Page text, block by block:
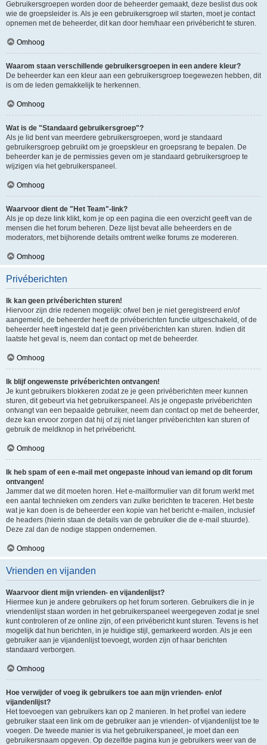
Gebruikersgroepen worden door de beheerder gemaakt, deze beslist dus ook
wie de groepsleider is. Als je een gebruikersgroep wil starten, moet je contact
opnemen met de beheerder, dit kan door hem/haar een privébericht te sturen.
Omhoog
Waarom staan verschillende gebruikersgroepen in een andere kleur?
De beheerder kan een kleur aan een gebruikersgroep toegewezen hebben, dit
is om de leden gemakkelijk te herkennen.
Omhoog
Wat is de "Standaard gebruikersgroep"?
Als je lid bent van meerdere gebruikersgroepen, word je standaard
gebruikersgroep gebruikt om je groepskleur en groepsrang te bepalen. De
beheerder kan je de permissies geven om je standaard gebruikersgroep te
wijzigen via het gebruikerspaneel.
Omhoog
Waarvoor dient de "Het Team"-link?
Als je op deze link klikt, kom je op een pagina die een overzicht geeft van de
mensen die het forum beheren. Deze lijst bevat alle beheerders en de
moderators, met bijhorende details omtrent welke forums ze modereren.
Omhoog
Privéberichten
Ik kan geen privéberichten sturen!
Hiervoor zijn drie redenen mogelijk: ofwel ben je niet geregistreerd en/of
aangemeld, de beheerder heeft de privéberichten functie uitgeschakeld, of de
beheerder heeft ingesteld dat je geen privéberichten kan sturen. Indien dit
laatste het geval is, neem dan contact op met de beheerder.
Omhoog
Ik blijf ongewenste privéberichten ontvangen!
Je kunt gebruikers blokkeren zodat ze je geen privéberichten meer kunnen
sturen, dit gebeurt via het gebruikerspaneel. Als je ongepaste privéberichten
ontvangt van een bepaalde gebruiker, neem dan contact op met de beheerder,
deze kan ervoor zorgen dat hij of zij niet langer privéberichten kan sturen of
gebruik de meldknop in het privébericht.
Omhoog
Ik heb spam of een e-mail met ongepaste inhoud van iemand op dit forum
ontvangen!
Jammer dat we dit moeten horen. Het e-mailformulier van dit forum werkt met
een aantal technieken om zenders van zulke berichten te traceren. Het beste
wat je kan doen is de beheerder een kopie van het bericht e-mailen, inclusief
de headers (hierin staan de details van de gebruiker die de e-mail stuurde).
Deze zal dan de nodige stappen ondernemen.
Omhoog
Vrienden en vijanden
Waarvoor dient mijn vrienden- en vijandenlijst?
Hiermee kun je andere gebruikers op het forum sorteren. Gebruikers die in je
vriendenlijst staan worden in het gebruikerspaneel weergegeven zodat je snel
kunt controleren of ze online zijn, of een privébericht kunt sturen. Tevens is het
mogelijk dat hun berichten, in je huidige stijl, gemarkeerd worden. Als je een
gebruiker aan je vijandenlijst toevoegt, worden zijn of haar berichten
standaard verborgen.
Omhoog
Hoe verwijder of voeg ik gebruikers toe aan mijn vrienden- en/of
vijandenlijst?
Het toevoegen van gebruikers kan op 2 manieren. In het profiel van iedere
gebruiker staat een link om de gebruiker aan je vrienden- of vijandenlijst toe te
voegen. De tweede manier is via het gebruikerspaneel, je moet dan een
gebruikersnaam opgeven. Op dezelfde pagina kun je gebruikers weer van de